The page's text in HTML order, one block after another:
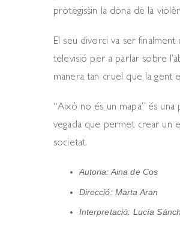
protegissin la dona de la
El seu divorci va ser finalment
televisió per a parlar sobre
manera tan cruel que la gent
“Això no és un mapa” és
vegada que permet crear un
societat.
Autoria: Aina de Cos
Direcció: Marta Aran
Interpretació: Lucía